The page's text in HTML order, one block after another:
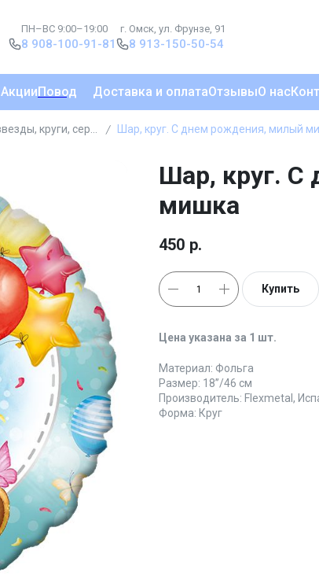
ПН–ВС 9:00–19:00 г. Омск, ул. Фрунзе, 91
8 908-100-91-81 8 913-150-50-54
АкцииПовод Доставка и оплатаОтзывыО нас
Шар, круг. С днем рождения, милый
Шар, круг.
мишка
450 р.
Купить
Цена указана за 1 шт.
Материал: Фольга
Размер: 18’’/46 см
Производитель: Flexmetal,
Форма: Круг